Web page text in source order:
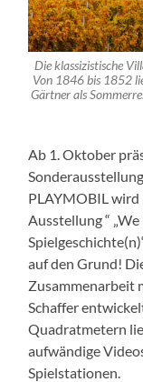
Die klassizistische
Von 1846 bis 1852
Gärtner als
Ab 1. Oktober
PLAYMOBIL wird
Ausstellung “
auf den Grund!
Zusammenarbeit
Schaffer
Quadratmetern
aufwändige
Spielstationen.